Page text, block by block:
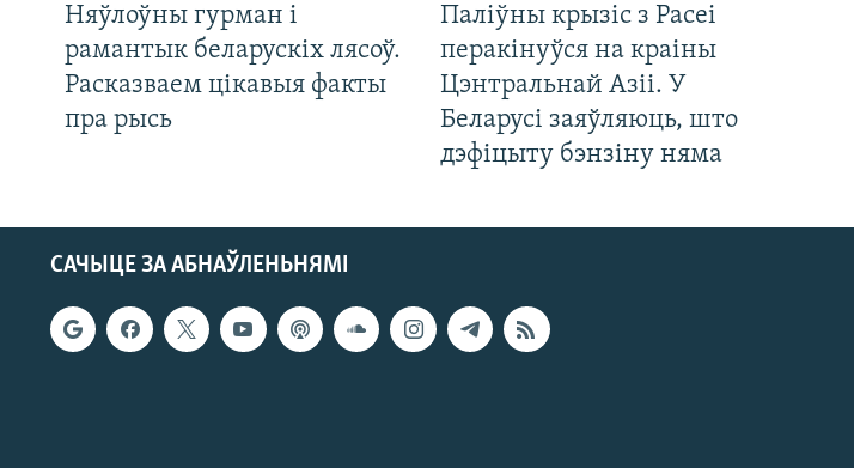
Няўлоўны гурман і
рамантык беларускіх лясоў.
Расказваем цікавыя факты
пра рысь
Паліўны крызіс з Расеі
перакінуўся на краіны
Цэнтральнай Азіі. У
Беларусі заяўляюць, што
дэфіцыту бэнзіну няма
САЧЫЦЕ ЗА АБНАЎЛЕНЬНЯМІ